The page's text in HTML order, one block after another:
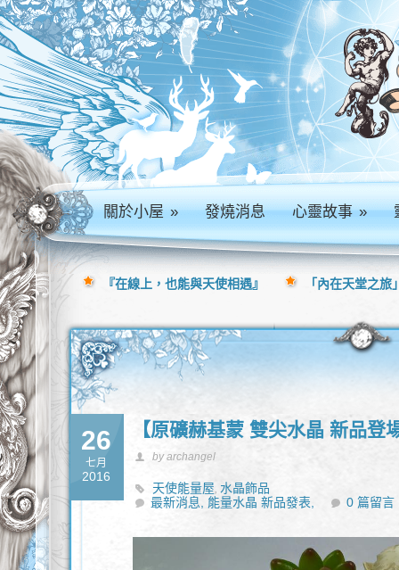
關於小屋» 發燒消息 心靈故事»
26
七月
2016
【原礦赫基蒙 雙尖水晶 新品登
by archangel
天使能量屋,水晶飾品
最新消息, 能量水晶 新品發表, 0 篇留言
『在線上，也能與天使相遇』 「內在天堂之